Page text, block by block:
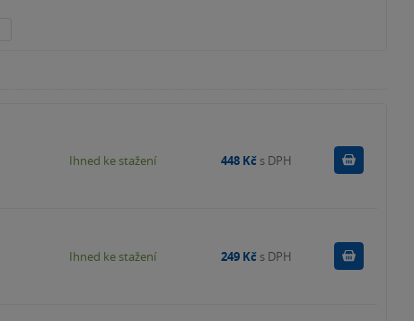
Ihned ke stažení 448 Kč s DPH Koupit
Ihned ke stažení 249 Kč s DPH Koupit